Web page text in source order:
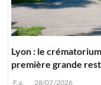
Lyon : le
première grande
F.a. 28/07/2026